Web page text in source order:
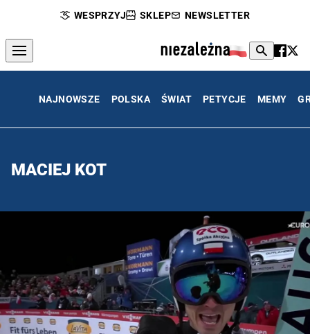
WESPRZYJ SKLEP NEWSLETTER
NAJNOWSZE POLSKA ŚWIAT PETYCJE MEMY
MACIEJ KOT